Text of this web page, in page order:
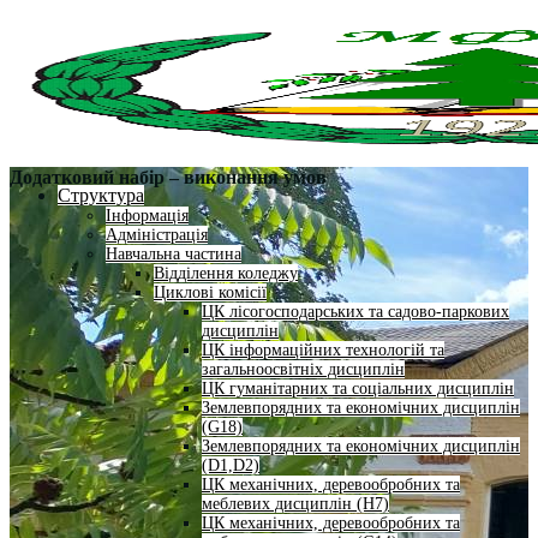
Структура
Інформація
Адміністрація
Навчальна частина
Відділення коледжу
Циклові комісії
ЦК лісогосподарських та садово-паркових
дисциплін
ЦК інформаційних технологій та
загальноосвітніх дисциплін
ЦК гуманітарних та соціальних дисциплін
Землевпорядних та економічних дисциплін
(G18)
Землевпорядних та економічних дисциплін
(D1,D2)
ЦК механічних, деревообробних та
меблевих дисциплін (H7)
ЦК механічних, деревообробних та
Додатковий набір – виконання умов